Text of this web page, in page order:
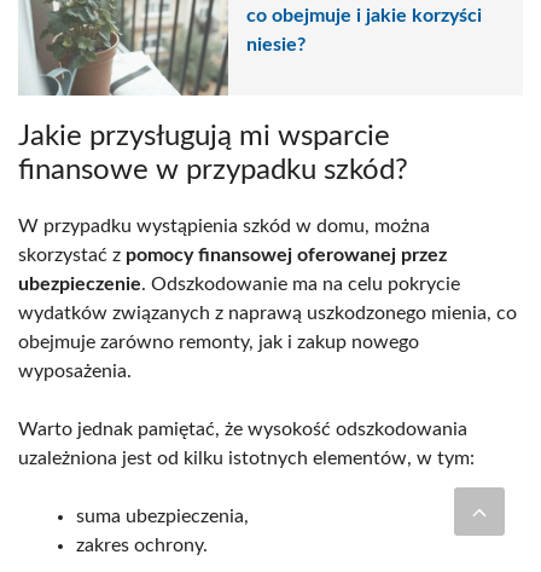
co obejmuje i jakie korzyści
niesie?
Jakie przysługują mi wsparcie
finansowe w przypadku szkód?
W przypadku wystąpienia szkód w domu, można
skorzystać z pomocy finansowej oferowanej przez
ubezpieczenie. Odszkodowanie ma na celu pokrycie
wydatków związanych z naprawą uszkodzonego mienia, co
obejmuje zarówno remonty, jak i zakup nowego
wyposażenia.
Warto jednak pamiętać, że wysokość odszkodowania
uzależniona jest od kilku istotnych elementów, w tym:
suma ubezpieczenia,
zakres ochrony.